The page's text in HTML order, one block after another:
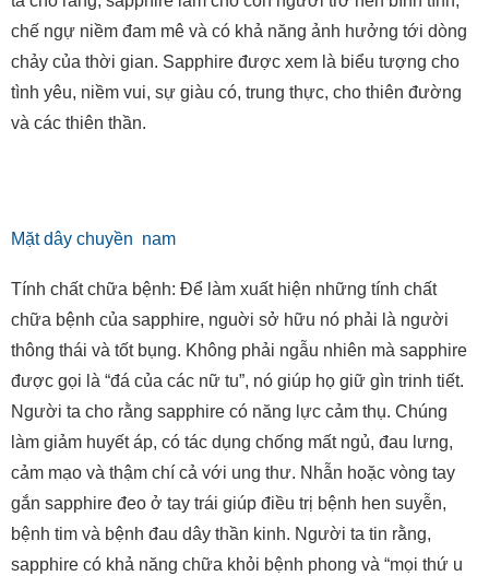
chế ngự niềm đam mê và có khả năng ảnh hưởng tới dòng
chảy của thời gian. Sapphire được xem là biểu tượng cho
tình yêu, niềm vui, sự giàu có, trung thực, cho thiên đường
và các thiên thần.
Mặt dây chuyền nam
Tính chất chữa bệnh: Để làm xuất hiện những tính chất
chữa bệnh của sapphire, nguời sở hữu nó phải là người
thông thái và tốt bụng. Không phải ngẫu nhiên mà sapphire
được gọi là “đá của các nữ tu”, nó giúp họ giữ gìn trinh tiết.
Người ta cho rằng sapphire có năng lực cảm thụ. Chúng
làm giảm huyết áp, có tác dụng chống mất ngủ, đau lưng,
cảm mạo và thậm chí cả với ung thư. Nhẫn hoặc vòng tay
gắn sapphire đeo ở tay trái giúp điều trị bệnh hen suyễn,
bệnh tim và bệnh đau dây thần kinh. Người ta tin rằng,
sapphire có khả năng chữa khỏi bệnh phong và “mọi thứ u